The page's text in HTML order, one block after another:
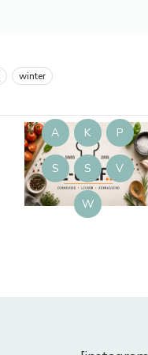
winter
A K P
S S V
W